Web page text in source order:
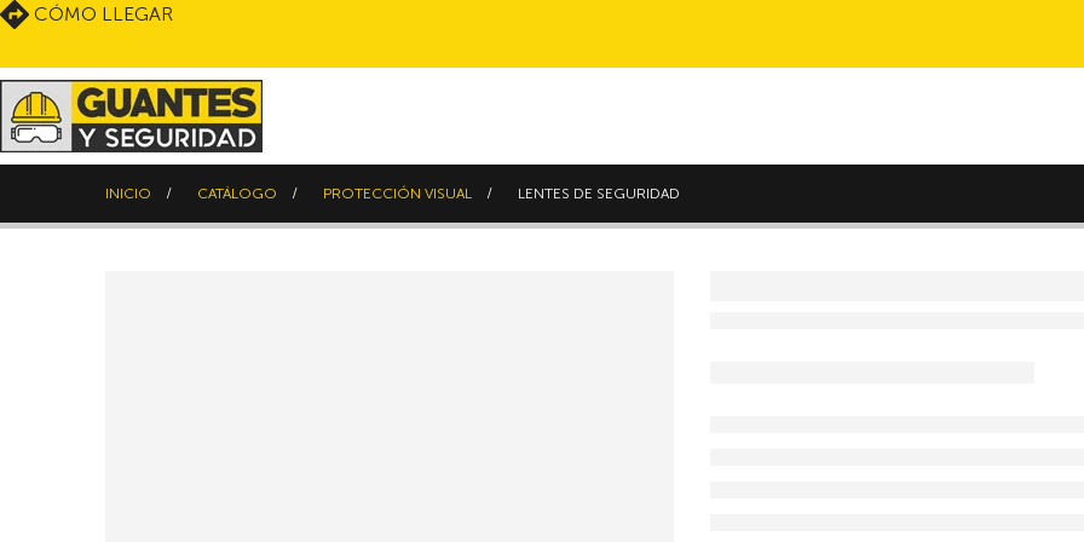
CÓMO LLEGAR
INICIO CATÁLOGO PROTECCIÓN VISUAL LENTES DE SEGURIDAD